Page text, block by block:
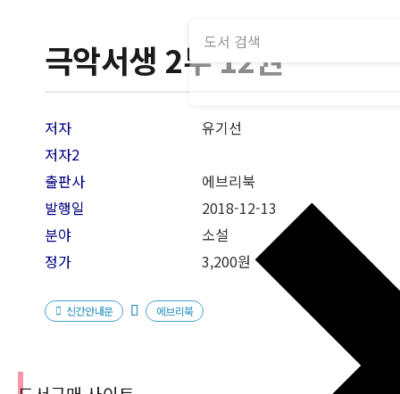
극악서생 2부 12권
저자
유기선
저자2
출판사
에브리북
발행일
2018-12-13
분야
소설
정가
3,200원
신간안내문 에브리북